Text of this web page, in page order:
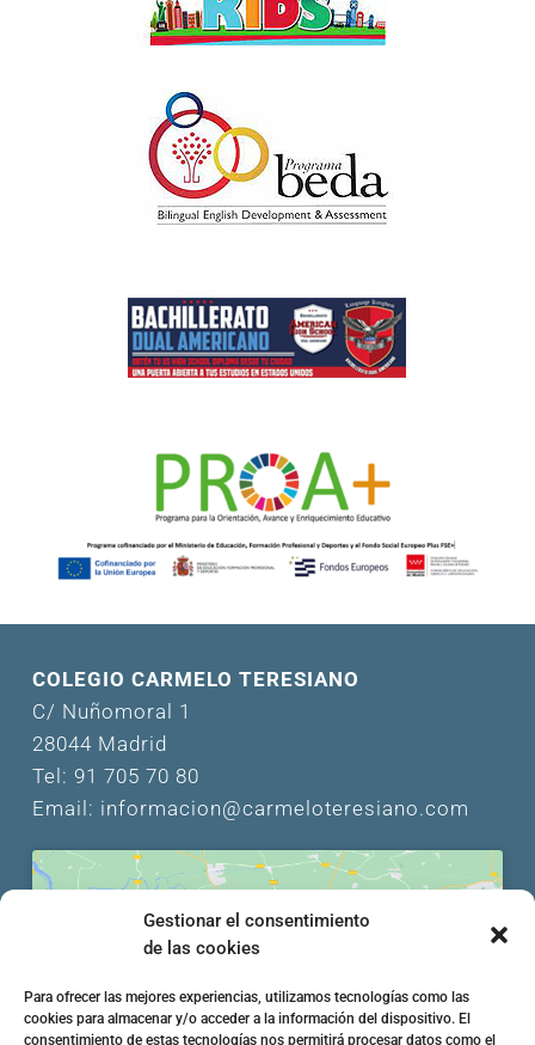
Gestionar el consentimiento
de las cookies
Para ofrecer las mejores experiencias, utilizamos tecnologías como las
cookies para almacenar y/o acceder a la información del dispositivo. El
consentimiento de estas tecnologías nos permitirá procesar datos como el
COLEGIO CARMELO TERESIANO
C/ Nuñomoral 1
28044 Madrid
Tel: 91 705 70 80
Email: informacion@carmeloteresiano.com
Google maps
Política de cookies